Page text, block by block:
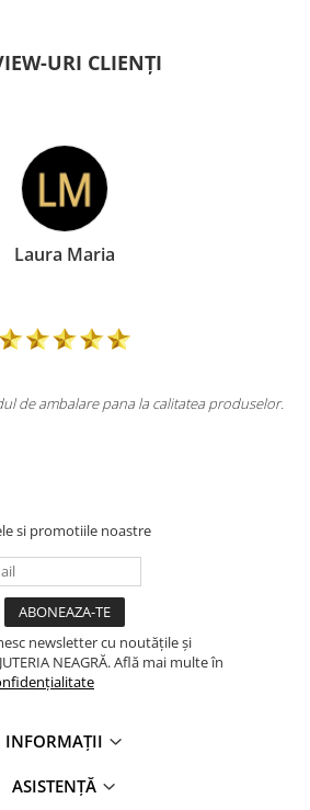
URI CLIENȚI
Totul la superlativ! Produsul, fix
si promotiile noastre
newsletter cu noutățile și
NEAGRĂ. Află mai multe în
INFORMAȚII
ASISTENȚĂ